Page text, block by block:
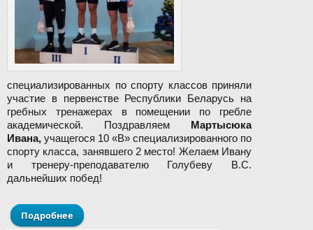
специализированных по спорту классов приняли
участие в первенстве Республики Беларусь на
гребных тренажерах в помещении по гребле
академической. Поздравляем Мартысюка
Ивана, учащегося 10 «В» специализированного по
спорту класса, занявшего 2 место! Желаем Ивану
и тренеру-преподавателю Голубеву В.С.
дальнейших побед!
Подробнее о Поздравляем победителей первенства